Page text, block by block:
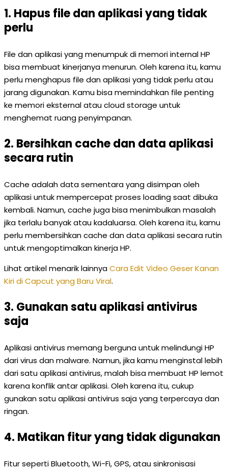
1. Hapus file dan aplikasi yang tidak
perlu
File dan aplikasi yang menumpuk di memori internal HP
bisa membuat kinerjanya menurun. Oleh karena itu, kamu
perlu menghapus file dan aplikasi yang tidak perlu atau
jarang digunakan. Kamu bisa memindahkan file penting
ke memori eksternal atau cloud storage untuk
menghemat ruang penyimpanan.
2. Bersihkan cache dan data aplikasi
secara rutin
Cache adalah data sementara yang disimpan oleh
aplikasi untuk mempercepat proses loading saat dibuka
kembali. Namun, cache juga bisa menimbulkan masalah
jika terlalu banyak atau kadaluarsa. Oleh karena itu, kamu
perlu membersihkan cache dan data aplikasi secara rutin
untuk mengoptimalkan kinerja HP.
Lihat artikel menarik lainnyaCara Edit Video Geser Kanan
Kiri di Capcut yang Baru Viral.
3. Gunakan satu aplikasi antivirus
saja
Aplikasi antivirus memang berguna untuk melindungi HP
dari virus dan malware. Namun, jika kamu menginstal lebih
dari satu aplikasi antivirus, malah bisa membuat HP lemot
karena konflik antar aplikasi. Oleh karena itu, cukup
gunakan satu aplikasi antivirus saja yang terpercaya dan
ringan.
4. Matikan fitur yang tidak digunakan
Fitur seperti Bluetooth, Wi-Fi, GPS, atau sinkronisasi